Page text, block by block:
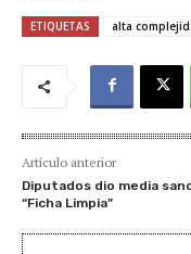
ETIQUETAS alta
Artículo anterior
Diputados dio media
“Ficha Limpia”